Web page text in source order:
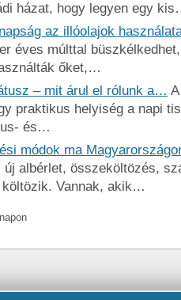
házat, hogy legyen egy
az illóolajok
éves múlttal
őket,…
– mit árul el rólunk a…
praktikus helyiség a napi
és…
módok ma
albérlet, összeköltözés,
Vannak, akik…